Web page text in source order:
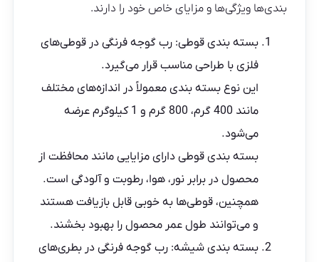
بندی‌ها ویژگی‌ها و مزایای خاص خود را دارند.
بسته بندی قوطی: رب گوجه فرنگی در قوطی‌های
فلزی با طراحی مناسب قرار می‌گیرد.
این نوع بسته بندی معمولاً در اندازه‌های مختلف
مانند 400 گرم، 800 گرم و 1 کیلوگرم عرضه
می‌شود.
بسته بندی قوطی دارای مزایایی مانند محافظت از
محصول در برابر نور، هوا، رطوبت و آلودگی است.
همچنین، قوطی‌ها به خوبی قابل بازیافت هستند
و می‌توانند طول عمر محصول را بهبود بخشند.
بسته بندی شیشه: رب گوجه فرنگی در بطری‌های